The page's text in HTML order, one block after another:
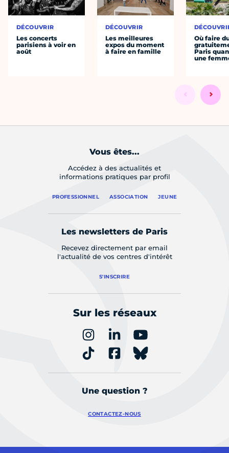
DÉCOUVRIR
Les concerts
parisiens à voir en
août
DÉCOUVRIR
Les meilleures
expos du moment
à faire en famille
Où faire
Paris
une
Vous êtes...
Accédez à des actualités et
informations pratiques par profil
PROFESSIONNEL ASSOCIATION JEUNE
Les newsletters de Paris
Recevez directement par email
l'actualité de vos centres d'intérêt
S'INSCRIRE
Sur les réseaux
Une question ?
CONTACTEZ-NOUS